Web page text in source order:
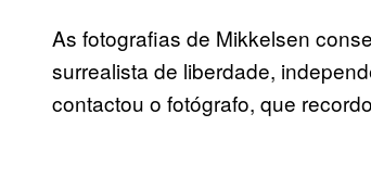
As fotografias de Mikkelsen
surrealista de liberdade,
contactou o fotógrafo, que